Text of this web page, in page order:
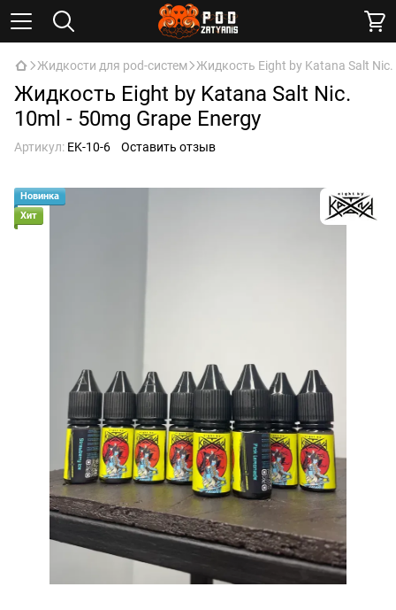
Жидкости для pod-систем Жидкость Eight by Katana Salt Nic.
Жидкость Eight by Katana Salt Nic.
10ml - 50mg Grape Energy
Артикул: EK-10-6 Оставить отзыв
Новинка
Хит